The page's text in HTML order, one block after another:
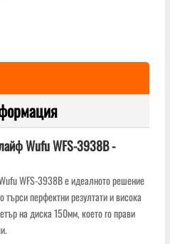
Wufu WFS-3938B -
WFS-3938B е идеалното решение
перфектни резултати и висока
на диска 150мм, което го прави